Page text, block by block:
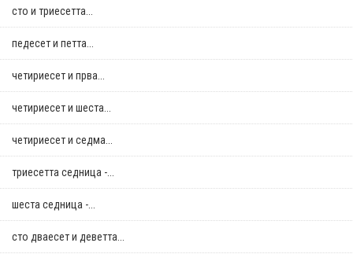
сто и триесетта...
педесет и петта...
четириесет и прва...
четириесет и шеста...
четириесет и седма...
триесетта седница -...
шеста седница -...
сто дваесет и деветта...